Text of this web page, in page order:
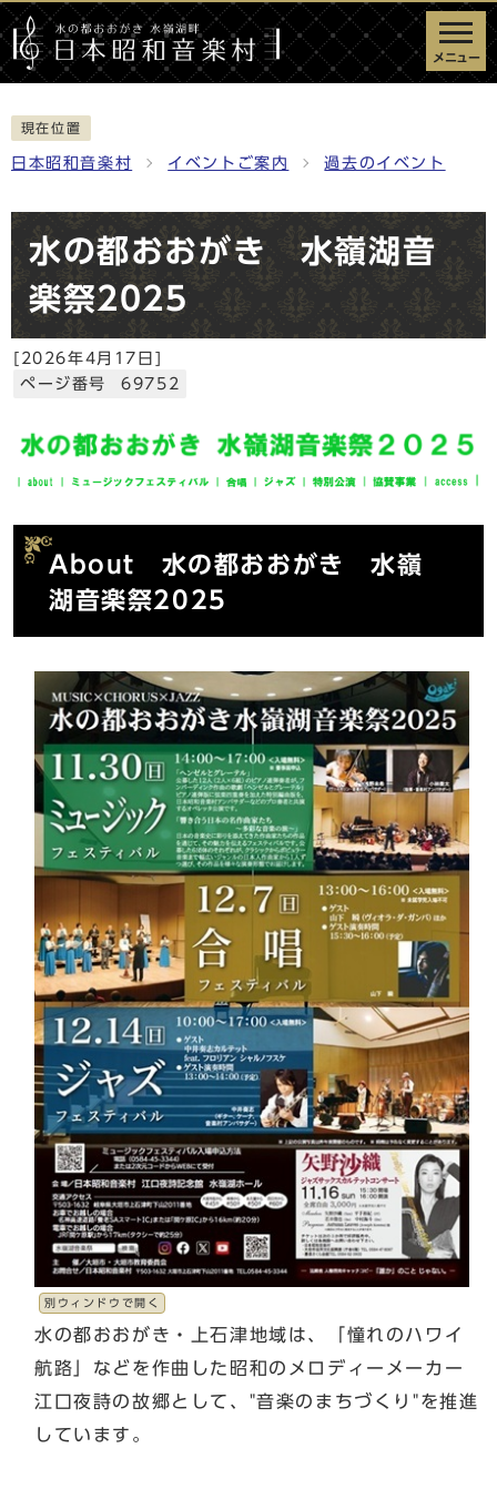
メニュー
現在位置
日本昭和音楽村 イベントご案内 過去のイベント
水の都おおがき 水嶺湖音
楽祭2025
[ 2026年4月17日 ]
ページ番号 69752
About 水の都おおがき 水嶺
湖音楽祭2025
別ウィンドウで開く
水の都おおがき・上石津地域は、「憧れのハワイ
航路」などを作曲した昭和のメロディーメーカー
江口夜詩の故郷として、"音楽のまちづくり"を推進
しています。